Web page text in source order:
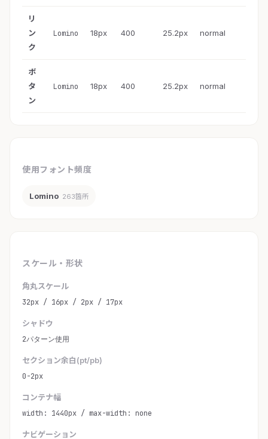
リ
ン
ク
Lomino 18px 400 25.2px normal
ボ
タ
ン
Lomino 18px 400 25.2px normal
使用フォント頻度
Lomino 263箇所
スケール・形状
角丸スケール
32px / 16px / 2px / 17px
シャドウ
2パターン使用
セクション余白(pt/pb)
0-2px
コンテナ幅
width: 1440px / max-width: none
ナビゲーション